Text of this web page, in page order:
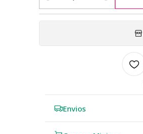
Cantidad
Envios